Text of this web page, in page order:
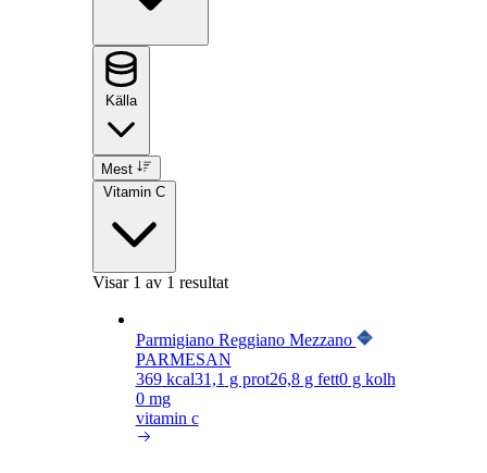
Källa
Mest
Vitamin C
Visar 1 av 1 resultat
Parmigiano Reggiano Mezzano
PARMESAN
369kcal31,1 g prot26,8g fett0g kolh
0 mg
vitamin c